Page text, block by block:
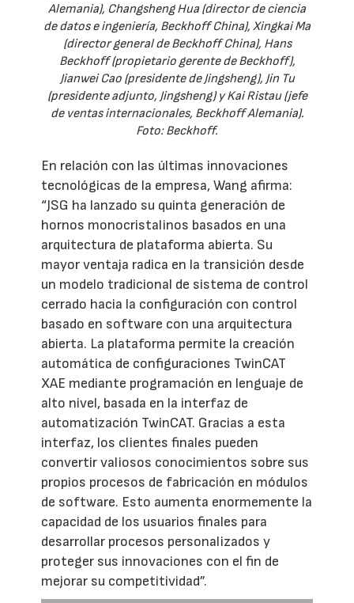
Alemania), Changsheng Hua (director de ciencia
de datos e ingeniería, Beckhoff China), Xingkai Ma
(director general de Beckhoff China), Hans
Beckhoff (propietario gerente de Beckhoff),
Jianwei Cao (presidente de Jingsheng), Jin Tu
(presidente adjunto, Jingsheng) y Kai Ristau (jefe
de ventas internacionales, Beckhoff Alemania).
Foto: Beckhoff.
En relación con las últimas innovaciones
tecnológicas de la empresa, Wang afirma:
“JSG ha lanzado su quinta generación de
hornos monocristalinos basados en una
arquitectura de plataforma abierta. Su
mayor ventaja radica en la transición desde
un modelo tradicional de sistema de control
cerrado hacia la configuración con control
basado en software con una arquitectura
abierta. La plataforma permite la creación
automática de configuraciones TwinCAT
XAE mediante programación en lenguaje de
alto nivel, basada en la interfaz de
automatización TwinCAT. Gracias a esta
interfaz, los clientes finales pueden
convertir valiosos conocimientos sobre sus
propios procesos de fabricación en módulos
de software. Esto aumenta enormemente la
capacidad de los usuarios finales para
desarrollar procesos personalizados y
proteger sus innovaciones con el fin de
mejorar su competitividad”.